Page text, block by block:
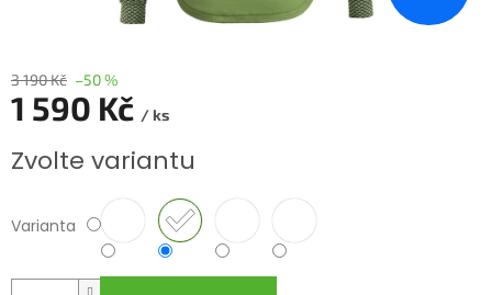
3 190 Kč –50 %
1 590 Kč / ks
cena:
Zvolte variantu
Varianta